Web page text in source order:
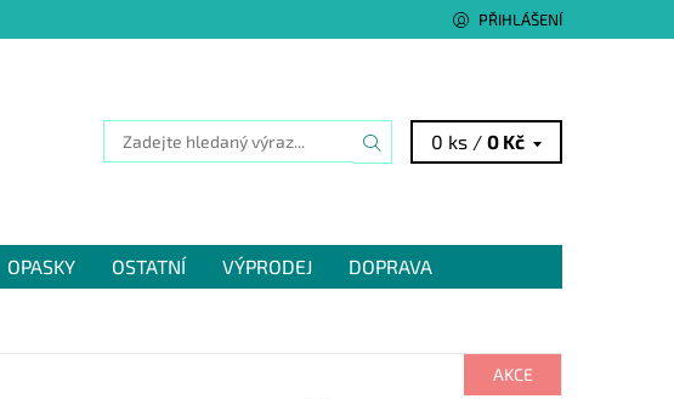
PŘIHLÁŠENÍ
0 ks /0 Kč
OPASKY OSTATNÍ VÝPRODEJ
DOPRAVA
AKCE